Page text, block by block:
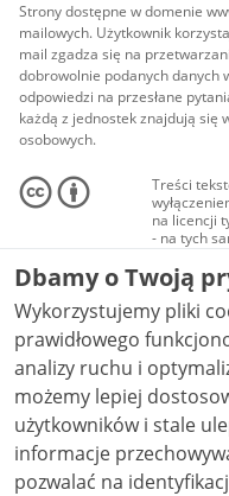
Strony dostępne w domenie
mailowych. Użytkownik
mail zgadza się na
dobrowolnie podanych danych
odpowiedzi na przesłane
każdą z jednostek znajdują się
osobowych.
Treści
na licencji
- na tych
Materiały
audio i
Creative
NC-ND
Dbamy o Twoją
Wykorzystujemy pliki
prawidłowego
analizy ruchu i optymalizacji
możemy lepiej
użytkowników i stale ulepszać
informacje
pozwalać na